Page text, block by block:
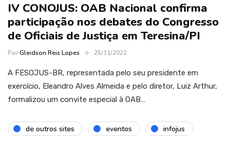
IV CONOJUS: OAB Nacional confirma
participação nos debates do Congresso
de Oficiais de Justiça em Teresina/PI
PorGleidson Reis Lopes 25/11/2022
A FESOJUS-BR, representada pelo seu presidente em
exercício, Eleandro Alves Almeida e pelo diretor, Luiz Arthur,
formalizou um convite especial à OAB…
de outros sites eventos infojus